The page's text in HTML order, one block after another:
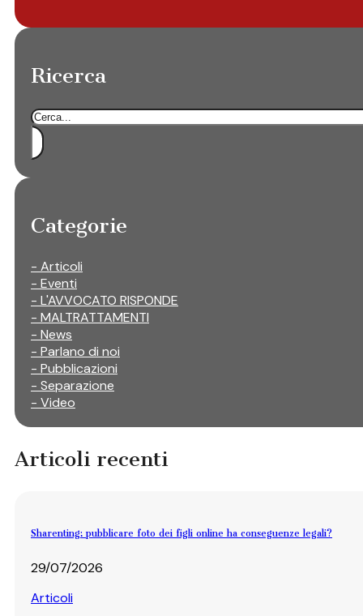
Ricerca
Cerca
Categorie
- Articoli
- Eventi
- L'AVVOCATO RISPONDE
- MALTRATTAMENTI
- News
- Parlano di noi
- Pubblicazioni
- Separazione
- Video
Articoli recenti
Sharenting: pubblicare foto dei figli online ha conseguenze legali?
29/07/2026
Articoli